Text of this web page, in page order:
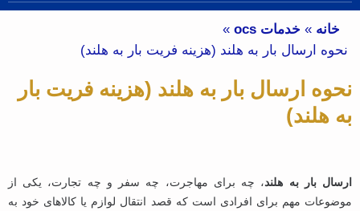
خانه » خدمات ocs
»
نحوه ارسال بار به هلند (هزینه فریت بار به هلند)
نحوه ارسال بار به هلند (هزینه فریت بار
به هلند)
ارسال بار به هلند، چه برای مهاجرت، چه سفر و چه تجارت، یکی از
موضوعات مهم برای افرادی است که قصد انتقال لوازم یا کالاهای خود به